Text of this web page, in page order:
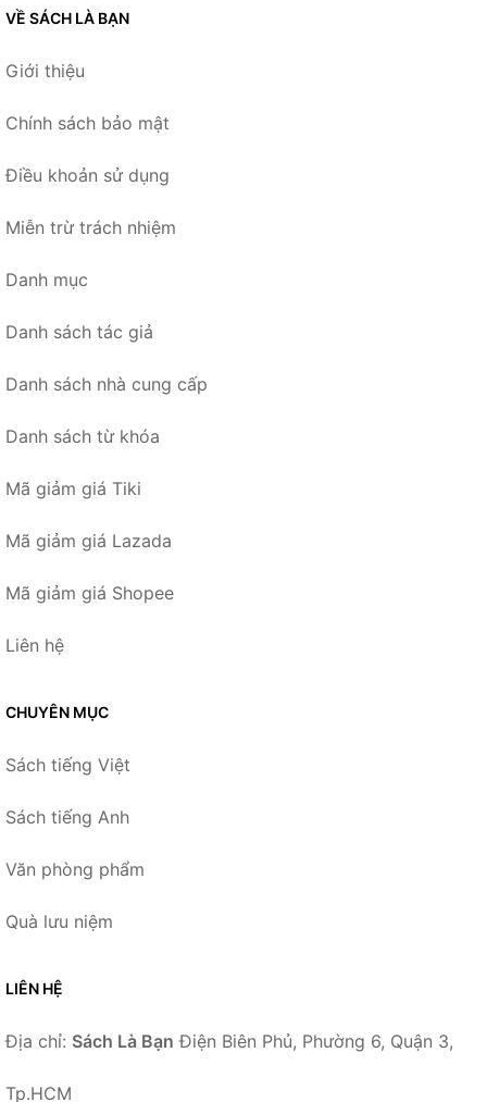
VỀ SÁCH LÀ BẠN
Giới thiệu
Chính sách bảo mật
Điều khoản sử dụng
Miễn trừ trách nhiệm
Danh mục
Danh sách tác giả
Danh sách nhà cung cấp
Danh sách từ khóa
Mã giảm giá Tiki
Mã giảm giá Lazada
Mã giảm giá Shopee
Liên hệ
CHUYÊN MỤC
Sách tiếng Việt
Sách tiếng Anh
Văn phòng phẩm
Quà lưu niệm
LIÊN HỆ
Địa chỉ: Sách Là Bạn Điện Biên Phủ, Phường 6, Quận 3,
Tp.HCM